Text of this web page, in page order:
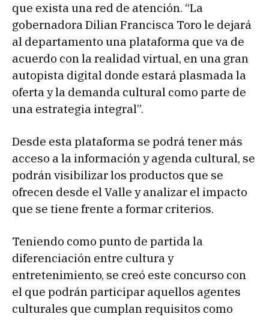
que exista una red de atención. “La
gobernadora Dilian Francisca Toro le dejará
al departamento una plataforma que va de
acuerdo con la realidad virtual, en una gran
autopista digital donde estará plasmada la
oferta y la demanda cultural como parte de
una estrategia integral”.
Desde esta plataforma se podrá tener más
acceso a la información y agenda cultural, se
podrán visibilizar los productos que se
ofrecen desde el Valle y analizar el impacto
que se tiene frente a formar criterios.
Teniendo como punto de partida la
diferenciación entre cultura y
entretenimiento, se creó este concurso con
el que podrán participar aquellos agentes
culturales que cumplan requisitos como